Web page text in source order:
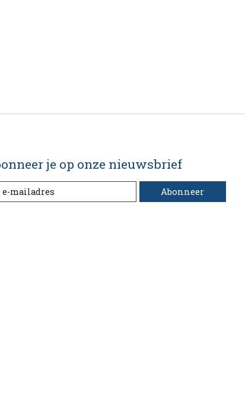
je op onze nieuwsbrief
Abonneer